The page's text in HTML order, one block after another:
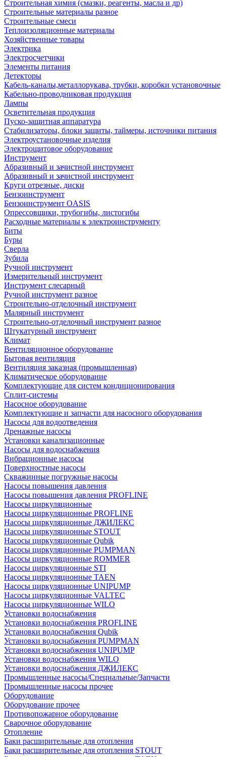
Строительная химия (смазки, реагенты, масла и др)
Строительные материалы разное
Строительные смеси
Теплоизоляционные материалы
Хозяйственные товары
Электрика
Электросчетчики
Элементы питания
Детекторы
Кабель-каналы,металлорукава, трубки, коробки установочные
Кабельно-проводниковая продукция
Лампы
Осветительная продукция
Пуско-защитная аппаратура
Стабилизаторы, блоки защиты, таймеры, источники питания
Электроустановочные изделия
Электрощитовое оборудование
Инструмент
Абразивный и зачистной инструмент
Абразивный и зачистной инструмент
Круги отрезные, диски
Бензоинструмент
Бензоинструмент OASIS
Опрессовщики, трубогибы, листогибы
Расходные материалы к электроинструменту
Биты
Буры
Сверла
Зубила
Ручной инструмент
Измерительный инструмент
Инструмент слесарный
Ручной инструмент разное
Строительно-отделочный инструмент
Малярный инструмент
Строительно-отделочный инструмент разное
Штукатурный инструмент
Климат
Вентиляционное оборудование
Бытовая вентиляция
Вентиляция заказная (промышленная)
Климатическое оборудование
Комплектующие для систем кондиционирования
Сплит-системы
Насосное оборудование
Комплектующие и запчасти для насосного оборудования
Насосы для водоотведения
Дренажные насосы
Установки канализационные
Насосы для водоснабжения
Вибрационные насосы
Поверхностные насосы
Скважинные погружные насосы
Насосы повышения давления
Насосы повышения давления PROFLINE
Насосы циркуляционные
Насосы циркуляционные PROFLINE
Насосы циркуляционные ДЖИЛЕКС
Насосы циркуляционные STOUT
Насосы циркуляционные Qubik
Насосы циркуляционные PUMPMAN
Насосы циркуляционные ROMMER
Насосы циркуляционные STI
Насосы циркуляционные TAEN
Насосы циркуляционные UNIPUMP
Насосы циркуляционные VALTEC
Насосы циркуляционные WILO
Установки водоснабжения
Установки водоснабжения PROFLINE
Установки водоснабжения Qubik
Установки водоснабжения PUMPMAN
Установки водоснабжения UNIPUMP
Установки водоснабжения WILO
Установки водоснабжения ДЖИЛЕКС
Промышленные насосы/Специальные/Запчасти
Промышленные насосы прочее
Оборудование
Оборудование прочее
Противопожарное оборудование
Сварочное оборудование
Отопление
Баки расширительные для отопления
Баки расширительные для отопления STOUT